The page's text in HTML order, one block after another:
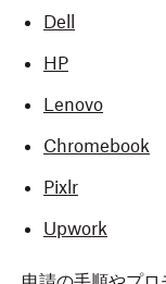
Dell
HP
Lenovo
Chromebook
Pixlr
Upwork